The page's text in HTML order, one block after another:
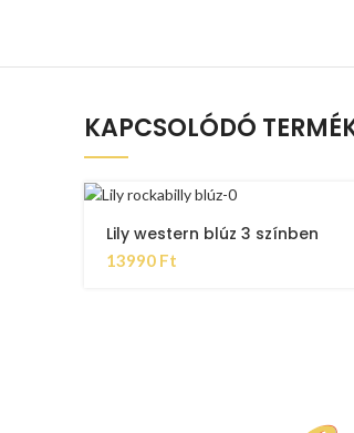
KAPCSOLÓDÓ
Lily western blúz 3 színben
13990 Ft